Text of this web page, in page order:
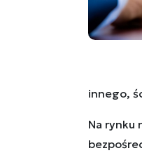
innego,
Na rynku